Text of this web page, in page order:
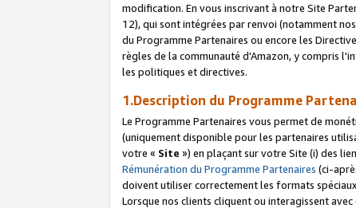
modification. En vous inscrivant à notre Site
12), qui sont intégrées par renvoi (notamment
du Programme Partenaires ou encore les
règles de la communauté d'Amazon, y compris
les politiques et directives.
1.Description du Programme
Le Programme Partenaires vous permet de
(uniquement disponible pour les partenaires
votre « Site ») en plaçant sur votre Site (i) des
Rémunération du Programme Partenaires (ci-
doivent utiliser correctement les formats
Lorsque nos clients cliquent ou interagissent